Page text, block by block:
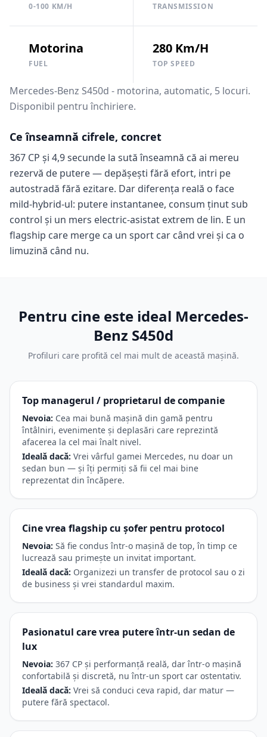
0-100 KM/H TRANSMISSION
Motorina
FUEL
280 Km/h
TOP SPEED
Mercedes-Benz S450d - motorina, automatic, 5 locuri.
Disponibil pentru închiriere.
Ce înseamnă cifrele, concret
367 CP și 4,9 secunde la sută înseamnă că ai mereu
rezervă de putere — depășești fără efort, intri pe
autostradă fără ezitare. Dar diferența reală o face
mild-hybrid-ul: putere instantanee, consum ținut sub
control și un mers electric-asistat extrem de lin. E un
flagship care merge ca un sport car când vrei și ca o
limuzină când nu.
Pentru cine este ideal Mercedes-
Benz S450d
Profiluri care profită cel mai mult de această mașină.
Top managerul / proprietarul de companie
Nevoia: Cea mai bună mașină din gamă pentru
întâlniri, evenimente și deplasări care reprezintă
afacerea la cel mai înalt nivel.
Ideală dacă: Vrei vârful gamei Mercedes, nu doar un
sedan bun — și îți permiți să fii cel mai bine
reprezentat din încăpere.
Cine vrea flagship cu șofer pentru protocol
Nevoia: Să fie condus într-o mașină de top, în timp ce
lucrează sau primește un invitat important.
Ideală dacă: Organizezi un transfer de protocol sau o zi
de business și vrei standardul maxim.
Pasionatul care vrea putere într-un sedan de
lux
Nevoia: 367 CP și performanță reală, dar într-o mașină
confortabilă și discretă, nu într-un sport car ostentativ.
Ideală dacă: Vrei să conduci ceva rapid, dar matur —
putere fără spectacol.